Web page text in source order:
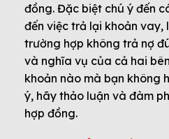
đồng. Đặc biệt chú ý đến
đến việc trả lại khoản vay,
trường hợp không trả nợ
và nghĩa vụ của cả hai
khoản nào mà bạn không
ý, hãy thảo luận và đàm
hợp đồng.